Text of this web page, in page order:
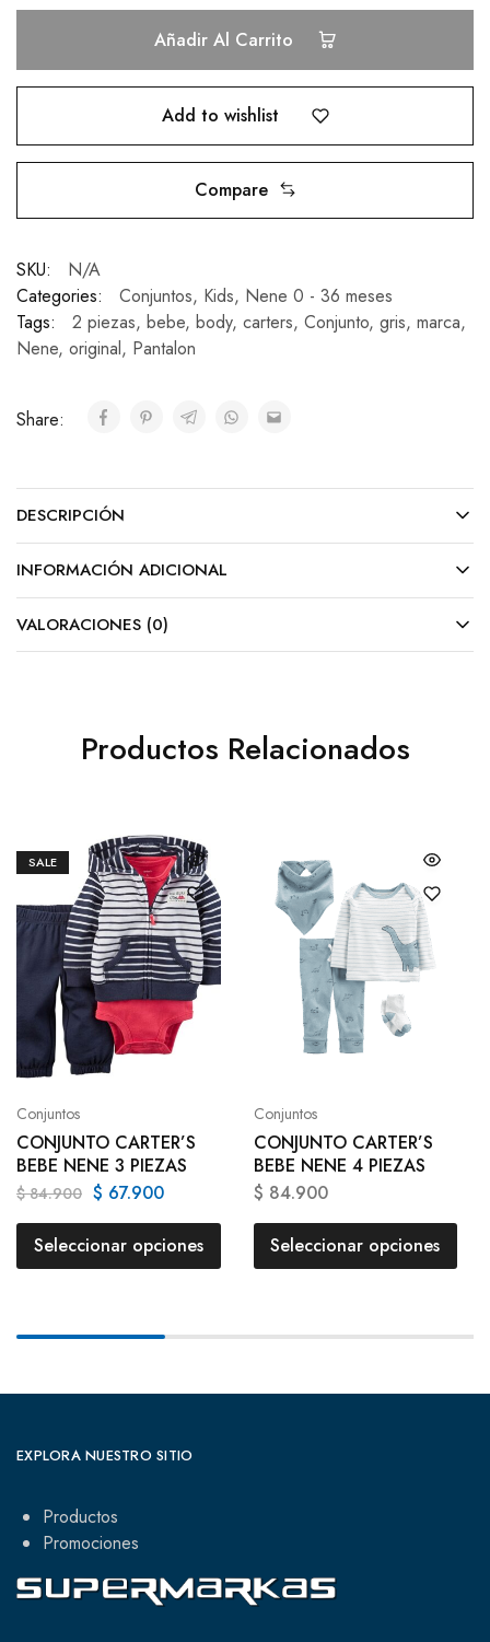
Añadir Al Carrito
Add to wishlist
Compare
SKU:
N/A
Categories:
Conjuntos, Kids, Nene 0 - 36 meses
Tags:
2 piezas, bebe, body, carters, Conjunto, gris, marca,
Nene, original, Pantalon
Share:
DESCRIPCIÓN
INFORMACIÓN ADICIONAL
VALORACIONES (0)
Productos Relacionados
SALE
Conjuntos
CONJUNTO CARTER’S
BEBE NENE 3 PIEZAS
$84.900 $ 67.900
Seleccionar opciones
Conjuntos
CONJUNTO CARTER’S
BEBE NENE 4 PIEZAS
$ 84.900
Seleccionar opciones
EXPLORA NUESTRO SITIO
Productos
Promociones